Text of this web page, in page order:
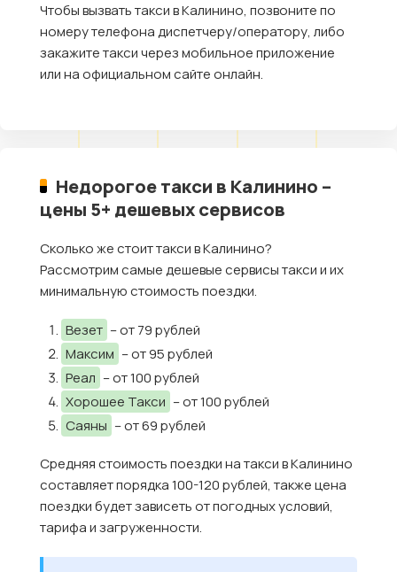
Чтобы вызвать такси в Калинино, позвоните по
номеру телефона диспетчеру/оператору, либо
закажите такси через мобильное приложение
или на официальном сайте онлайн.
Недорогое такси в Калинино –
цены 5+ дешевых сервисов
Сколько же стоит такси в Калинино?
Рассмотрим самые дешевые сервисы такси и их
минимальную стоимость поездки.
Везет – от 79 рублей
Максим – от 95 рублей
Реал – от 100 рублей
Хорошее Такси – от 100 рублей
Саяны – от 69 рублей
Средняя стоимость поездки на такси в Калинино
составляет порядка 100-120 рублей, также цена
поездки будет зависеть от погодных условий,
тарифа и загруженности.